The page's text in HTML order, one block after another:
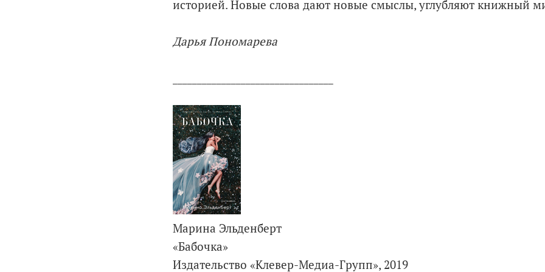
историей. Новые слова дают новые смыслы, углубляют книжный
Дарья Пономарева
Марина Эльденберт
«Бабочка»
Издательство «Клевер-Медиа-Групп», 2019